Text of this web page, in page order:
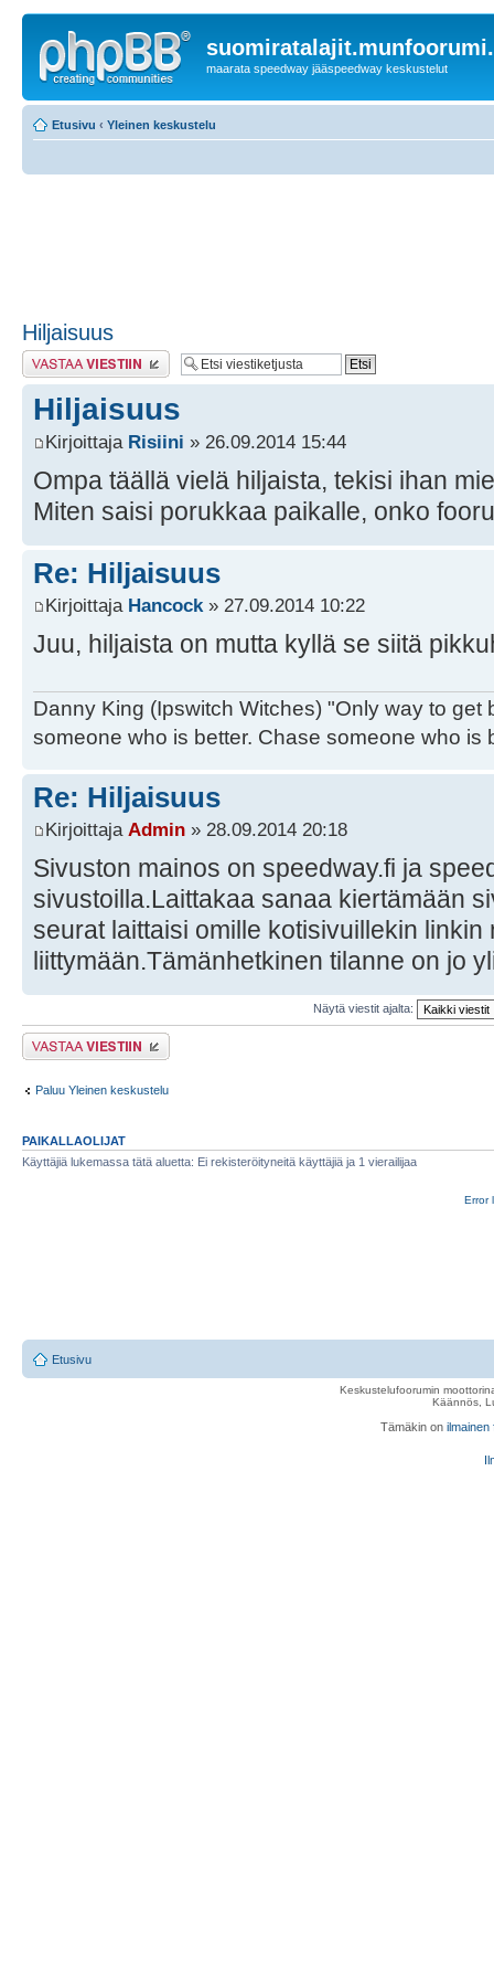
maarata speedway jääspeedway keskustelut
Etusivu ‹ Yleinen keskustelu
Hiljaisuus
Lähetä vastaus
Hiljaisuus
Kirjoittaja Risiini » 26.09.2014 15:44
Ompa täällä vielä hiljaista, tekisi ihan
Miten saisi porukkaa paikalle, onko
Re: Hiljaisuus
Kirjoittaja Hancock» 27.09.2014 10:22
Juu, hiljaista on mutta kyllä se siitä
Danny King (Ipswitch Witches) "Only way to get
someone who is better. Chase someone who is
Re: Hiljaisuus
Kirjoittaja Admin » 28.09.2014 20:18
Sivuston mainos on speedway.fi ja
sivustoilla.Laittakaa sanaa kiertämään
seurat laittaisi omille kotisivuillekin
liittymään.Tämänhetkinen tilanne on jo
Näytä viestit ajalta:
Lähetä vastaus
Paluu Yleinen keskustelu
PAIKALLAOLIJAT
Käyttäjiä lukemassa tätä aluetta: Ei rekisteröityneitä käyttäjiä ja 1 vierailijaa
Error
Etusivu
Keskustelufoorumin
Käännös,
Tämäkin on ilmainen